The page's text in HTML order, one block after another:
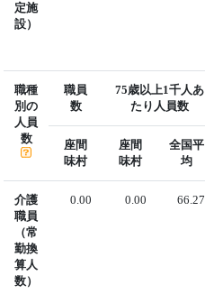
定施
設）
職種
別の
人員
数
職員
数
75歳以上1千人あ
たり人員数
座間
味村
座間
味村
全国平
均
介護
職員
（常
勤換
算人
数）
0.00 0.00 66.27